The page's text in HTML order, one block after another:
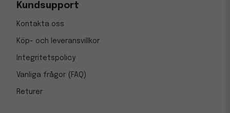
Kundsupport
Kontakta oss
Köp- och leveransvillkor
Integritetspolicy
Vanliga frågor (FAQ)
Returer